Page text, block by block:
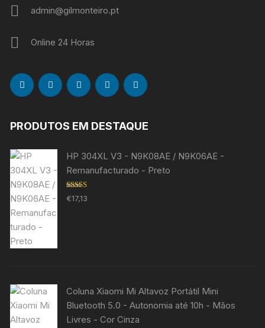
admin@gilmonteiro.pt
Online 24 Horas
PRODUTOS EM DESTAQUE
HP 304XL V3 - N9K08AE / N9K06AE -
Remanufacturado - Preto
Avaliação
5.00 de 5
€17,13
Coluna Xiaomi Mi Altavoz Portátil Mini
Bluetooth 5.0 - Autonomia até 10h - Mãos
Livres - Cor Cinza